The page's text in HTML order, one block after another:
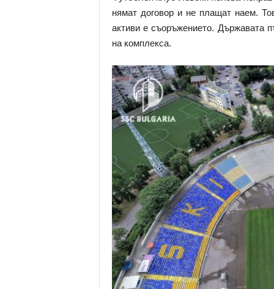
нямат договор и не плащат наем.
активи е съоръжението. Държавата
на комплекса.